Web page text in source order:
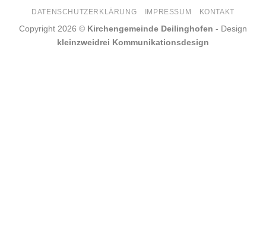
DATENSCHUTZERKLÄRUNG IMPRESSUM KONTAKT
Copyright 2026 © Kirchengemeinde Deilinghofen - Design
kleinzweidrei Kommunikationsdesign